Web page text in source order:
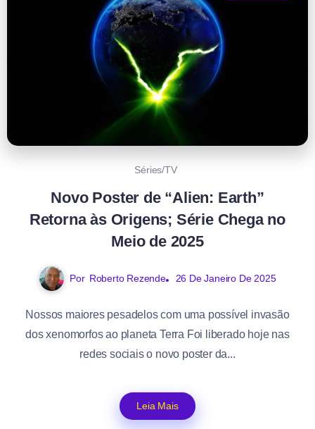
Séries/TV
Novo Poster de “Alien: Earth”
Retorna às Origens; Série Chega no
Meio de 2025
Por Roberto Rezende 26 De Janeiro De 2025
Nossos maiores pesadelos com uma possível invasão
dos xenomorfos ao planeta Terra Foi liberado hoje nas
redes sociais o novo poster da...
Leia Mais